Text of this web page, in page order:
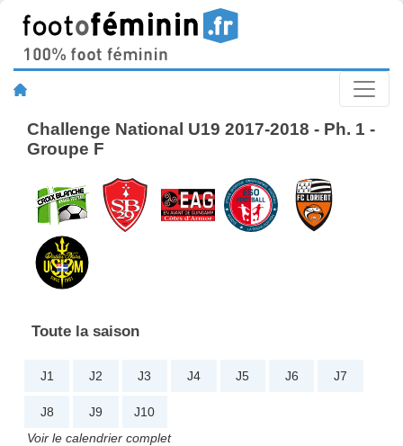
Challenge National U19 2017-2018 - Ph. 1 -
Groupe F
Toute la saison
J1 J2 J3 J4 J5 J6 J7
J8 J9
J10
Voir le calendrier complet